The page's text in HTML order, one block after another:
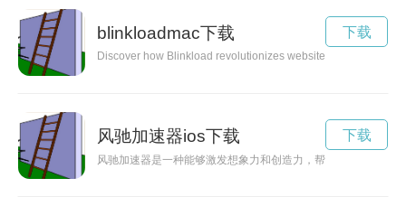
blinkloadmac下载
Discover how Blinkload revolutionizes website performance
下载
风驰加速器ios下载
风驰加速器是一种能够激发想象力和创造力，帮助我们突破思
下载